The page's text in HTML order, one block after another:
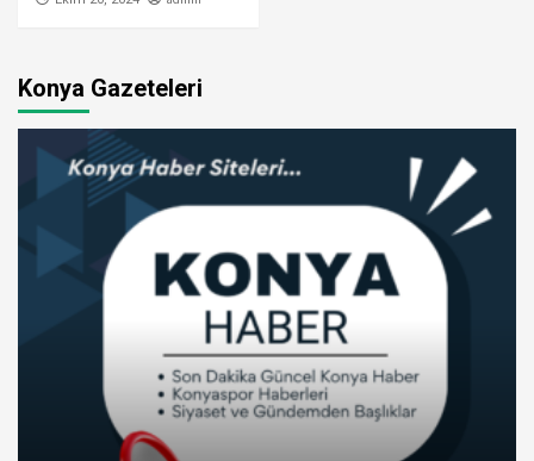
Konya Gazeteleri